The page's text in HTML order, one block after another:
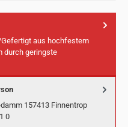
aus hochfestem
durch geringste
157413 Finnentrop
0